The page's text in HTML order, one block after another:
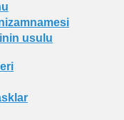
usulu